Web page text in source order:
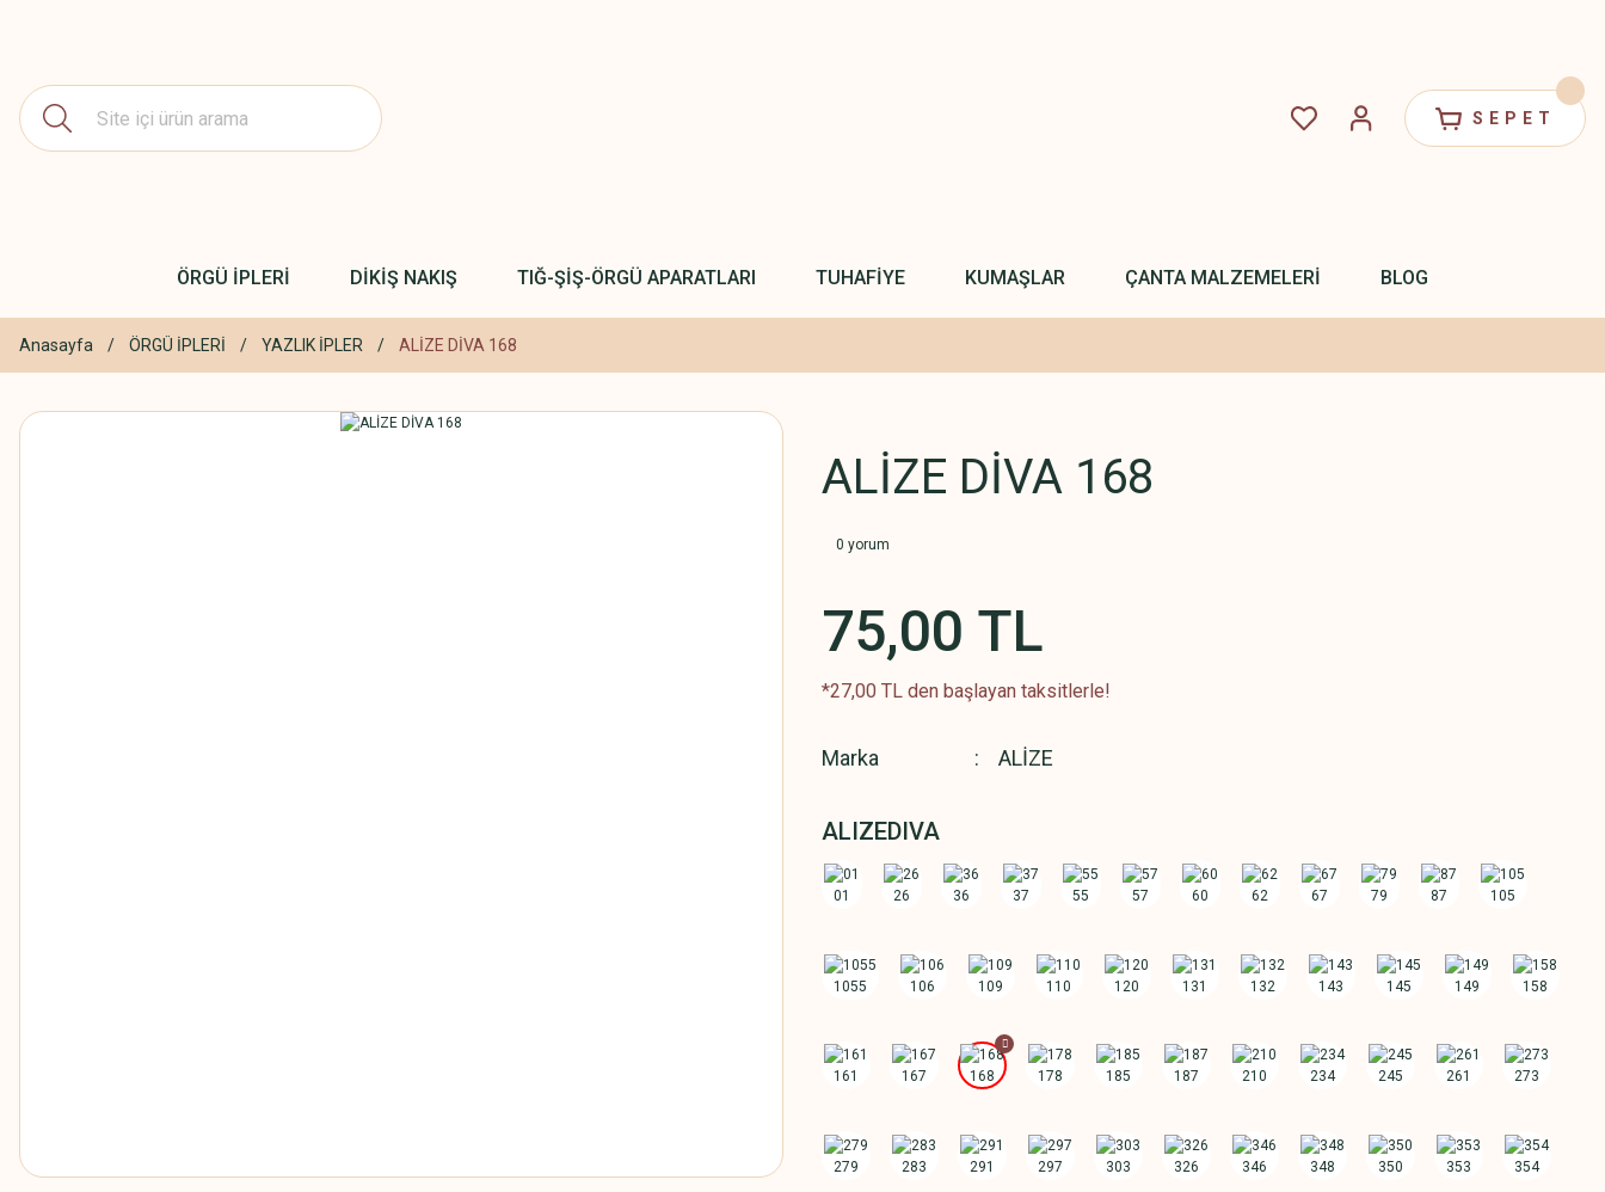
SEPET
ÖRGÜ İPLERİ DİKİŞ NAKIŞ TIĞ-ŞİŞ-ÖRGÜ APARATLARI TUHAFİYE KUMAŞLAR ÇANTA MALZEMELERİ BLOG
Anasayfa ÖRGÜ İPLERİ YAZLIK İPLER ALİZE DİVA 168
ALİZE DİVA 168
0 yorum
75,00 TL
*27,00 TL den başlayan taksitlerle!
Marka ALİZE
ALIZEDIVA